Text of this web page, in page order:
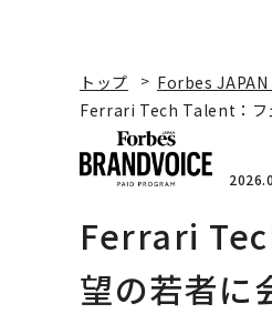
トップ Forbes
Ferrari Tech Talent：フ
Ferrari
望の若者に